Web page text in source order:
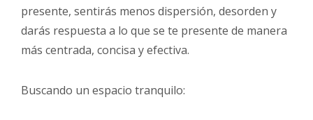
presente, sentirás menos dispersión, desorden y
darás respuesta a lo que se te presente de manera
más centrada, concisa y efectiva.
Buscando un espacio tranquilo: